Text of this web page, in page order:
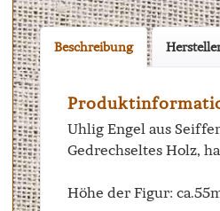
Beschreibung
Uhlig Engel aus
Gedrechseltes Holz,
Höhe der Figur: